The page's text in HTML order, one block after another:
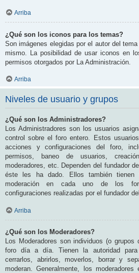
Arriba
¿Qué son los iconos para los temas?
Son imágenes elegidas por el autor del
mismo. La posibilidad de usar iconos en
permisos otorgados por La Administración.
Arriba
Niveles de usuario y grupos
¿Qué son los Administradores?
Los Administradores son los usuarios
control sobre el foro entero. Estos
acciones y configuraciones del foro,
permisos, baneo de usuarios,
moderadores, etc. Dependen del fundador
éste les ha dado. Ellos también tienen
moderación en cada uno de los
configuraciones realizadas por el fundador
Arriba
¿Qué son los Moderadores?
Los Moderadores son individuos (o grupos
foro día a día. Tienen la autoridad para
cerrarlos, abrirlos, moverlos, borrar y
moderan. Generalmente, los